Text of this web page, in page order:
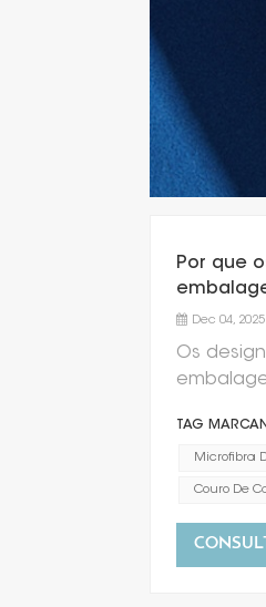
Por que
Dec 04, 2025
Os
adiciona
macia e
durável
duração
TAG
Microfibra
Couro De